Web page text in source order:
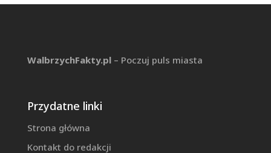
sty 19, 2024|Ogłoszenia i komunikaty
WalbrzychFakty.pl– Poczuj puls miasta
Przydatne linki
Strona główna
Kontakt do redakcji